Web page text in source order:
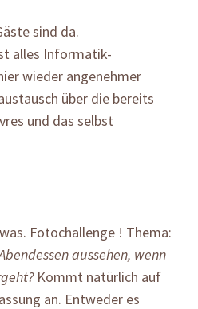
sind da.
alles Informatik-
wieder angenehmer
über die bereits
und das selbst
Fotochallenge ! Thema:
aussehen, wenn
Kommt natürlich auf
an. Entweder es